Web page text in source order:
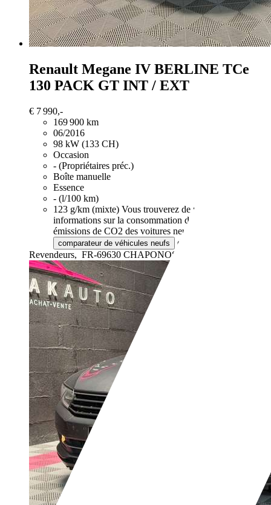
Renault Megane IV BERLINE TCe
130 PACK GT INT / EXT
€ 7 990,-
169 900 km
06/2016
98 kW (133 CH)
Occasion
- (Propriétaires préc.)
Boîte manuelle
Essence
- (l/100 km)
123 g/km (mixte) Vous trouverez de plus amples
informations sur la consommation de carburant et les
émissions de CO2 des voitures neuves via le
comparateur de véhicules neufs
de l'ADEME.
Revendeurs, FR-69630 CHAPONOST